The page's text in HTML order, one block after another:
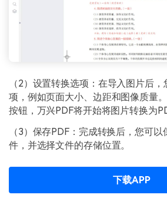
（2）设置转换选项：在导入图片后
项，例如页面大小、边距和图像质量
按钮，万兴PDF将开始将图片转换为
（3）保存PDF：完成转换后，您可
件，并选择文件的存储位置。
下载APP